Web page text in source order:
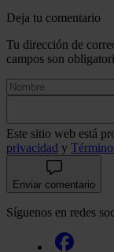
Deja tu comentario
Tu dirección de
campos son
Este sitio web está
privacidad y
Enviar comentario
Síguenos en redes